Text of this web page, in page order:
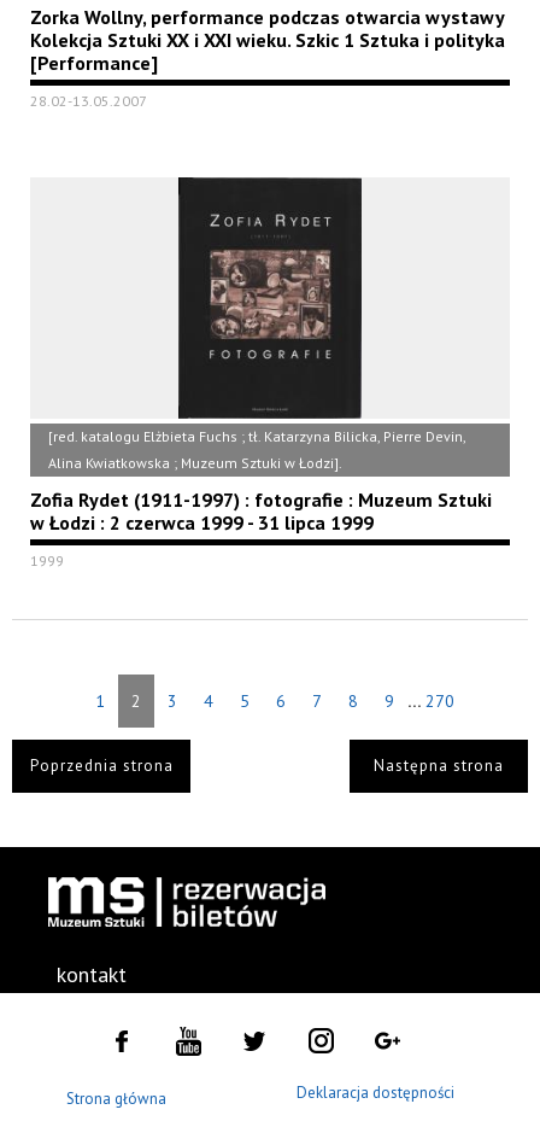
Zorka Wollny, performance podczas otwarcia wystawy
Kolekcja Sztuki XX i XXI wieku. Szkic 1 Sztuka i polityka
[Performance]
28.02-13.05.2007
[red. katalogu Elżbieta Fuchs ; tł. Katarzyna Bilicka, Pierre Devin,
Alina Kwiatkowska ; Muzeum Sztuki w Łodzi].
Zofia Rydet (1911-1997) : fotografie : Muzeum Sztuki
w Łodzi : 2 czerwca 1999 - 31 lipca 1999
1999
1 2 3 4 5 6 7 8 9 ... 270
Poprzednia strona Następna strona
kontakt
Strona główna Deklaracja dostępności